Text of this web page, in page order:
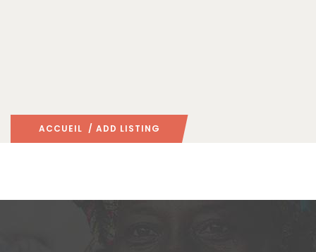
ACCUEIL / ADD LISTING